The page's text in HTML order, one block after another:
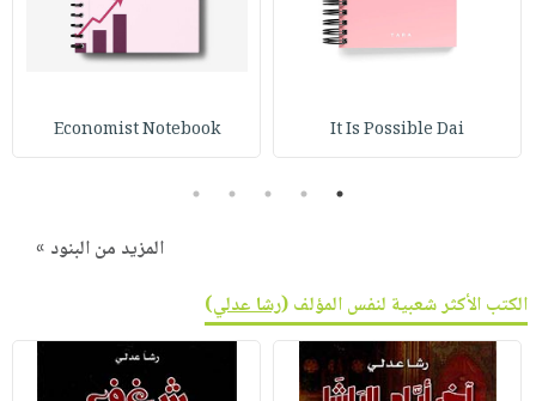
It Is Possible Dai
Economist Notebook
1
2
3
4
5
المزيد من البنود »
الكتب الأكثر شعبية لنفس المؤلف (رشا عدلي)